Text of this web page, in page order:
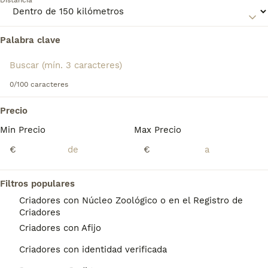
Palabra clave
0/100 caracteres
Precio
Min Precio
€
Max Precio
€
Filtros populares
Criadores con Núcleo Zoológico o en el Registro de
Criadores
Criadores con Afijo
Criadores con identidad verificada
información sobre esta raza de perro.
Encontramos 0 Sussex Spaniel Perros para
Si deseas exactamente esta búsqueda guarda tu
búsqueda y espera el resultado perfecto:
Preguntas frecuentes
¿Cuánto cuesta un spaniel
de Sussex?
El coste de adquisición de esta raza puede
variar según factores como el pedigrí, la
reputación del criador y la ubicación